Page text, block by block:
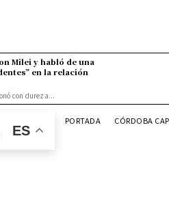
Milei y habló de una
en la relación
con dureza...
ES
PORTADA CÓRDOBA